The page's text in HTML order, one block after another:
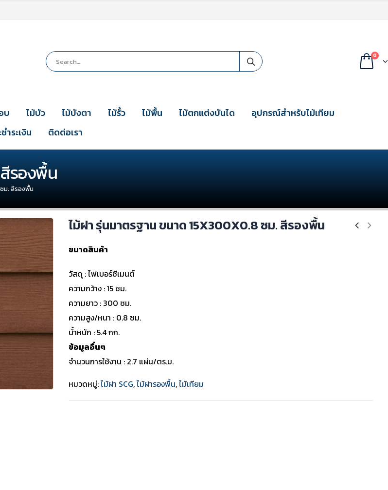
0
บ ไม้บัว ไม้บังตา ไม้รั้ว ไม้พื้น ไม้ตกแต่งบันได
อุปกรณ์สำหรับไม้เทียม
ำระเงิน ติดต่อเรา
รองพื้น
ม. สีรองพื้น
ไม้ฝา รุ่นมาตรฐาน ขนาด 15X300X0.8 ซม. สีรองพื้น
ขนาดสินค้า
วัสดุ : ไฟเบอร์ซีเมนต์
ความกว้าง : 15 ซม.
ความยาว : 300 ซม.
ความสูง/หนา : 0.8 ซม.
น้ำหนัก : 5.4 กก.
ข้อมูลอื่นๆ
จำนวนการใช้งาน : 2.7 แผ่น/ตร.ม.
หมวดหมู่:ไม้ฝา SCG,ไม้ฝารองพื้น,ไม้เทียม